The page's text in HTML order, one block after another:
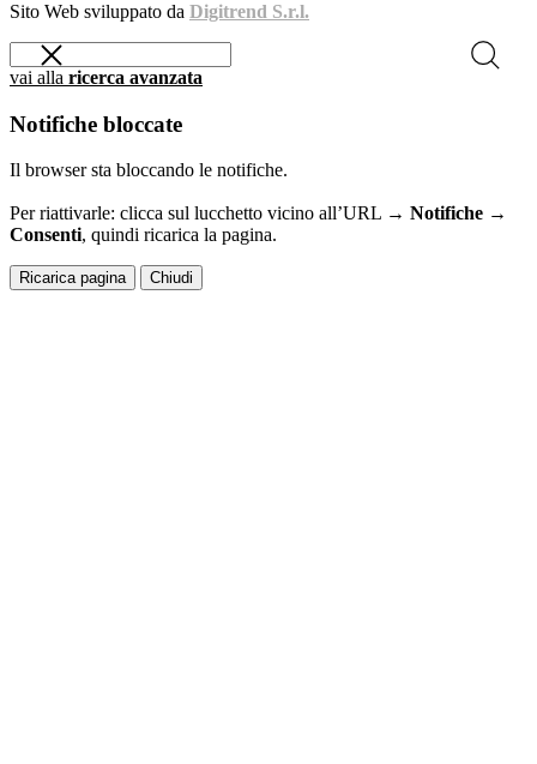
Sito Web sviluppato da Digitrend S.r.l.
vai alla ricerca avanzata
Notifiche bloccate
Il browser sta bloccando le notifiche.
Per riattivarle: clicca sul lucchetto vicino all’URL → Notifiche →
Consenti, quindi ricarica la pagina.
Ricarica pagina Chiudi